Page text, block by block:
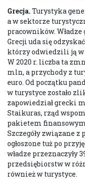
Grecja. Turystyka
a w sektorze
pracowników.
Grecji uda się
którzy odwiedzili ją w
W 2020 r. liczba ta
mln, a przychody z
euro. Od początku
w turystyce zostało
zapowiedział grecki
Staikuras, rząd
pakietem
Szczegóły związane
ogłoszone tuż po
władze przeznaczyły
przedsiębiorstw w
również w turystyce.